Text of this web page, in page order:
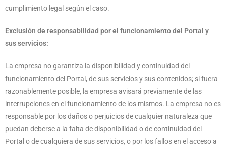
cumplimiento legal según el caso.
Exclusión de responsabilidad por el funcionamiento del Portal y
sus servicios:
La empresa no garantiza la disponibilidad y continuidad del
funcionamiento del Portal, de sus servicios y sus contenidos; si fuera
razonablemente posible, la empresa avisará previamente de las
interrupciones en el funcionamiento de los mismos. La empresa no es
responsable por los daños o perjuicios de cualquier naturaleza que
puedan deberse a la falta de disponibilidad o de continuidad del
Portal o de cualquiera de sus servicios, o por los fallos en el acceso a